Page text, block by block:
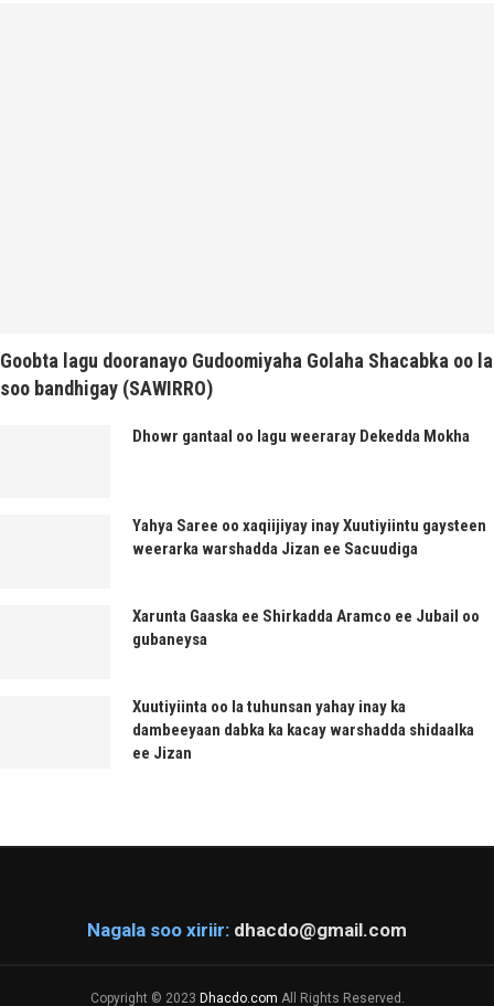
Goobta lagu dooranayo Gudoomiyaha Golaha Shacabka oo la
soo bandhigay (SAWIRRO)
Dhowr gantaal oo lagu weeraray Dekedda Mokha
Yahya Saree oo xaqiijiyay inay Xuutiyiintu gaysteen
weerarka warshadda Jizan ee Sacuudiga
Xarunta Gaaska ee Shirkadda Aramco ee Jubail oo
gubaneysa
Xuutiyiinta oo la tuhunsan yahay inay ka
dambeeyaan dabka ka kacay warshadda shidaalka
ee Jizan
Nagala soo xiriir: dhacdo@gmail.com
Copyright © 2023 Dhacdo.com All Rights Reserved.